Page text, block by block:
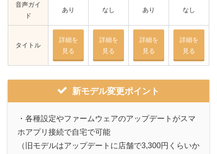
音声ガイ
ド
あり なし あり なし
タイトル
詳細を
見る
詳細を
見る
詳細を
見る
詳細を
見る
新モデル変更ポイント
・各種設定やファームウェアのアップデートがスマ
ホアプリ接続で自宅で可能
（旧モデルはアップデートに店舗で3,300円くらいか